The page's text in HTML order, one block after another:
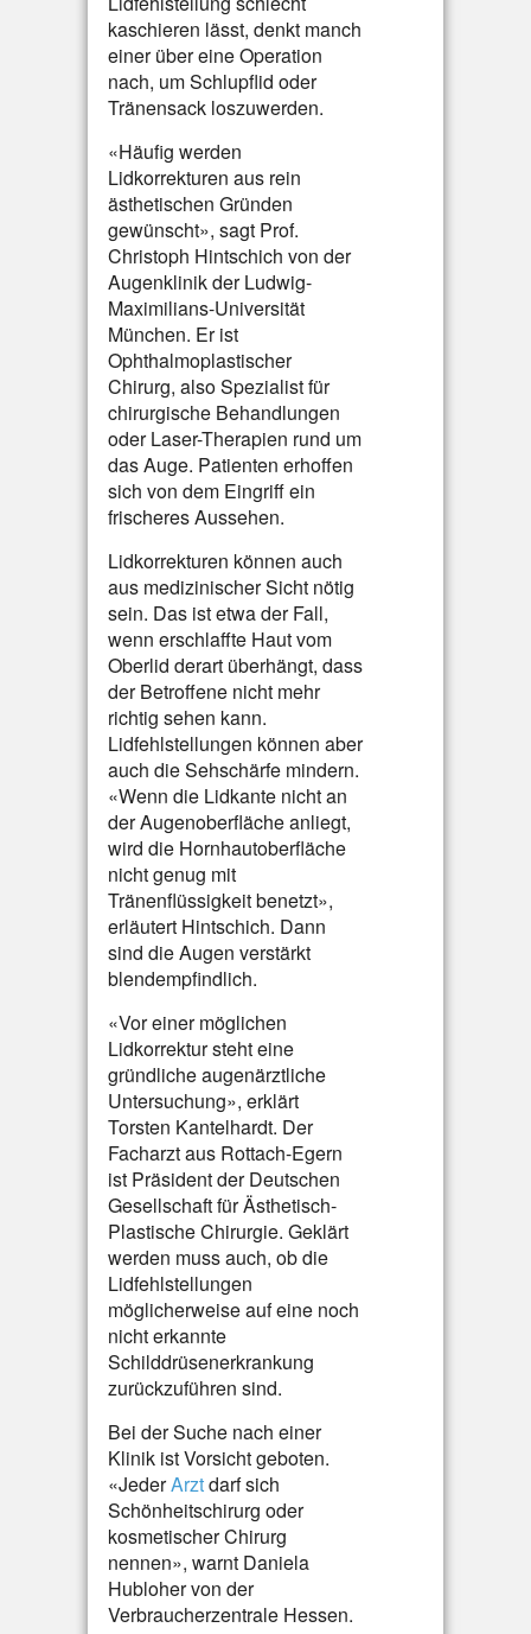
kaschieren lässt, denkt manch
einer über eine Operation
nach, um Schlupflid oder
Tränensack loszuwerden.
«Häufig werden
Lidkorrekturen aus rein
ästhetischen Gründen
gewünscht», sagt Prof.
Christoph Hintschich von der
Augenklinik der Ludwig-
Maximilians-Universität
München. Er ist
Ophthalmoplastischer
Chirurg, also Spezialist für
chirurgische Behandlungen
oder Laser-Therapien rund um
das Auge. Patienten erhoffen
sich von dem Eingriff ein
frischeres Aussehen.
Lidkorrekturen können auch
aus medizinischer Sicht nötig
sein. Das ist etwa der Fall,
wenn erschlaffte Haut vom
Oberlid derart überhängt, dass
der Betroffene nicht mehr
richtig sehen kann.
Lidfehlstellungen können aber
auch die Sehschärfe mindern.
«Wenn die Lidkante nicht an
der Augenoberfläche anliegt,
wird die Hornhautoberfläche
nicht genug mit
Tränenflüssigkeit benetzt»,
erläutert Hintschich. Dann
sind die Augen verstärkt
blendempfindlich.
«Vor einer möglichen
Lidkorrektur steht eine
gründliche augenärztliche
Untersuchung», erklärt
Torsten Kantelhardt. Der
Facharzt aus Rottach-Egern
ist Präsident der Deutschen
Gesellschaft für Ästhetisch-
Plastische Chirurgie. Geklärt
werden muss auch, ob die
Lidfehlstellungen
möglicherweise auf eine noch
nicht erkannte
Schilddrüsenerkrankung
zurückzuführen sind.
Bei der Suche nach einer
Klinik ist Vorsicht geboten.
«JederArztdarf sich
Schönheitschirurg oder
kosmetischer Chirurg
nennen», warnt Daniela
Hubloher von der
Verbraucherzentrale Hessen.